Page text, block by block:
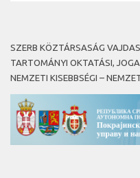
SZERB KÖZTÁRSASÁG
TARTOMÁNYI OKTATÁSI,
NEMZETI KISEBBSÉGI –